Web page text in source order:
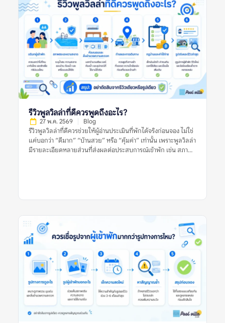
กลุ่มหนึ่งเสมอไป รายการพูลวิลล่าแนะนำที่น่าสนใจและเชื่อถือได้
หมายถึงอะไร? รายการพูลวิลล่าแนะนำที่น่าสนใจและเชื่อถือได้
หมายถึงรายชื่อที่พักพูลวิลล่าที่ถูกนำเสนอว่าเหมาะแก่การพิจารณา
โดยอาจคัดจากทำเล ราคา ความนิยม รูปภาพ รีวิว สิ่งอำนวยความ
สะดวก หรือความเหมาะสมกับกลุ่มผู้เข้าพักบางประเภท อย่างไร
ก็ตาม คำว่า “แนะนำ” ไม่ได้แปลว่าที่พักนั้นเหมาะกับทุกคน และไม่
ได้รับประกันว่าประสบการณ์เข้าพักจะตรงกับความคาดหวังเสมอไป
เพราะผู้จองแต่ละกลุ่มมีเงื่อนไขต่างกัน เช่น จำนวนคน งบประมาณ
ความต้องการใช้สระ ความต้องการทำอาหาร ความเงียบสงบ หรือ
ความสะดวกในการเดินทาง ลิสต์แนะนำที่มีคุณภาพควรช่วยให้ผู้
อ่านเห็นเกณฑ์การพิจารณา ไม่ใช่แค่บอกว่าที่พักใด “ดีที่สุด” โดย
ไม่มีเหตุผลประกอบ ยิ่งลิสต์อธิบายเกณฑ์ชัดเจน เช่น เหมาะกับ
ครอบครัว […]
รีวิวพูลวิลล่าที่ดีควรพูดถึงอะไร?
27 พ.ค. 2569 Blog
รีวิวพูลวิลล่าที่ดีควรช่วยให้ผู้อ่านประเมินที่พักได้จริงก่อนจอง ไม่ใช่
แค่บอกว่า “ดีมาก” “บ้านสวย” หรือ “คุ้มค่า” เท่านั้น เพราะพูลวิลล่า
มีรายละเอียดหลายส่วนที่ส่งผลต่อประสบการณ์เข้าพัก เช่น สภาพ
เพียงอย่างเดียว ควรดูหลายสัญญาณร่วมกัน ทั้งรูปจริงจากผู้เข้าพัก
ตัดสินใจ รีวิวพูลวิลล่าที่ดีหมายถึงอะไร? รีวิวพูลวิลล่าที่ดี คือรีวิวที่
ให้ข้อมูลเพียงพอสำหรับการตัดสินใจ ไม่ได้มีประโยชน์แค่เพราะให้
คะแนนสูง แต่ต้องบอกให้ชัดว่าที่พักดีในด้านใด มีข้อจำกัดอะไร
และเหมาะกับผู้เข้าพักแบบไหน รีวิวที่ดีควรตอบคำถามสำคัญ เช่น
บ้านตรงกับรูปไหม สระสะอาดหรือเปล่า ห้องนอนพอสำหรับจำนวน
คนจริงไหม ห้องน้ำใช้งานสะดวกไหม ทำเลเดินทางง่ายหรือไม่ และมี
ค่าใช้จ่ายเพิ่มเติมที่ควรรู้ก่อนจองหรือเปล่า ตัวอย่างรีวิวที่มีประโยชน์
คือรีวิวที่บอกว่า “ไป 10 คน ห้องนอนพอดี เตียงเสริมใช้ได้ สระน้ำ
สะอาด แต่ทางเข้าค่อนข้างแคบ ควรใช้รถส่วนตัว” รีวิวแบบนี้ช่วยให้
ผู้อ่านประเมินได้ดีกว่าคำสั้น ๆ […]